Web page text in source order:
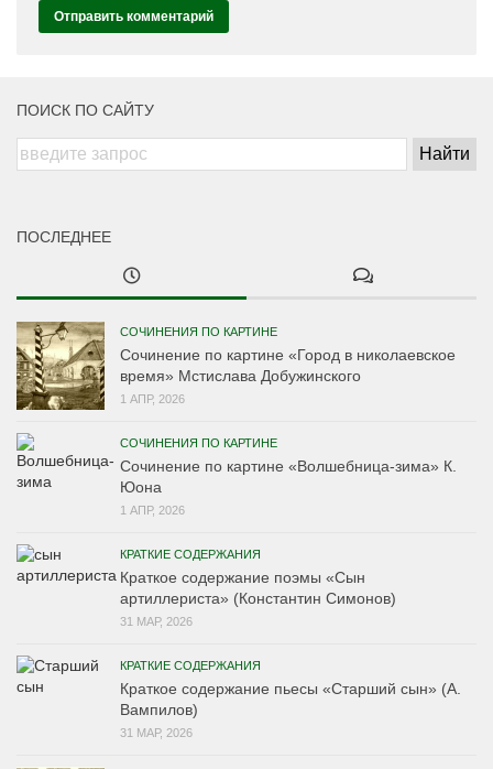
ПОИСК ПО САЙТУ
ПОСЛЕДНЕЕ
СОЧИНЕНИЯ ПО КАРТИНЕ
Сочинение по картине «Город в николаевское
время» Мстислава Добужинского
1 АПР, 2026
СОЧИНЕНИЯ ПО КАРТИНЕ
Сочинение по картине «Волшебница-зима» К.
Юона
1 АПР, 2026
КРАТКИЕ СОДЕРЖАНИЯ
Краткое содержание поэмы «Сын
артиллериста» (Константин Симонов)
31 МАР, 2026
КРАТКИЕ СОДЕРЖАНИЯ
Краткое содержание пьесы «Старший сын» (А.
Вампилов)
31 МАР, 2026